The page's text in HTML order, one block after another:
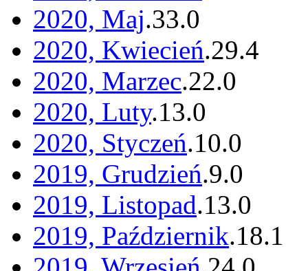
2020, Maj.33.0
2020, Kwiecień.29.4
2020, Marzec.22.0
2020, Luty.13.0
2020, Styczeń.10.0
2019, Grudzień.9.0
2019, Listopad.13.0
2019, Październik.18.1